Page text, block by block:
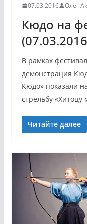
07.03.2016 Олег
Кюдо на
В рамках
демонстрация
Кюдо» показали
стрельбу «Хитоцу
Читайте далее